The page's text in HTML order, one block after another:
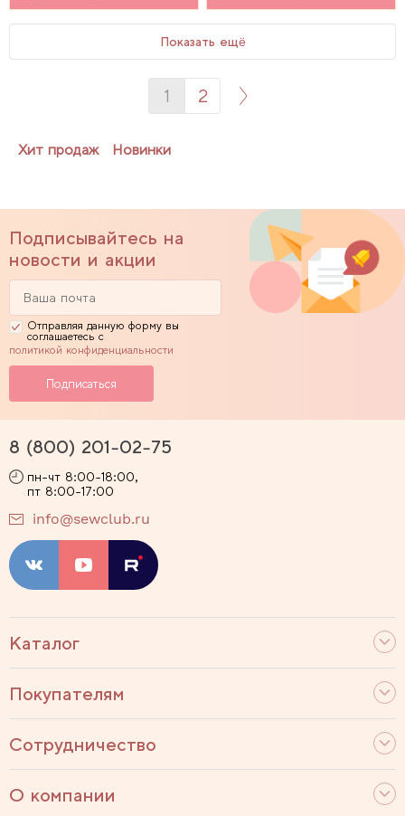
Показать ещё
1 2
Хит продаж Новинки
Подписывайтесь на
новости и акции
Отправляя данную форму вы
соглашаетесь с
политикой конфиденциальности
Каталог
Покупателям
Сотрудничество
О компании
8 (800) 201-02-75
пн-чт 8:00-18:00,
пт 8:00-17:00
info@sewclub.ru